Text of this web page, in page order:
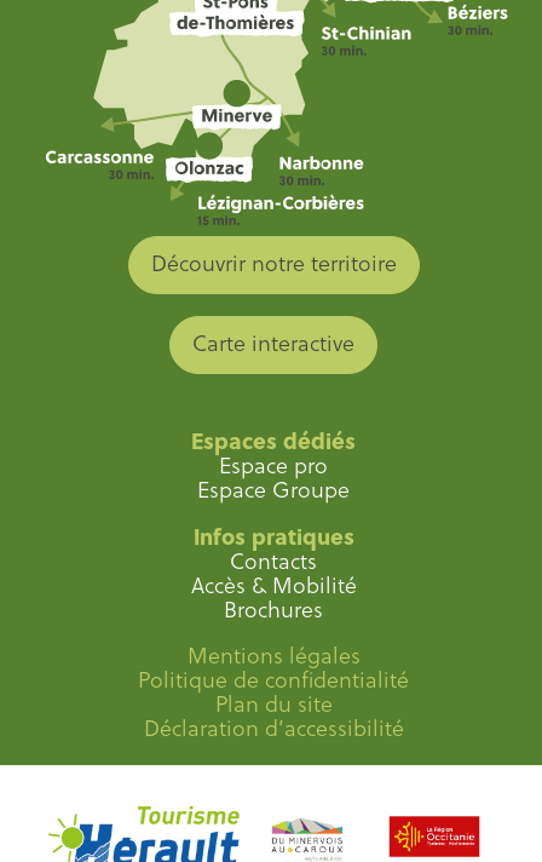
Découvrir notre territoire
Carte interactive
Espaces dédiés
Espace pro
Espace Groupe
Infos pratiques
Contacts
Accès & Mobilité
Brochures
Mentions légales
Politique de confidentialité
Plan du site
Déclaration d’accessibilité